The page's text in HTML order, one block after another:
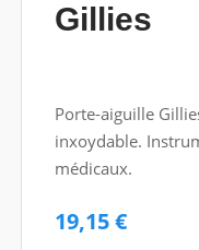
Gillies
Porte-aiguille
inxoydable.
médicaux.
19,15 €